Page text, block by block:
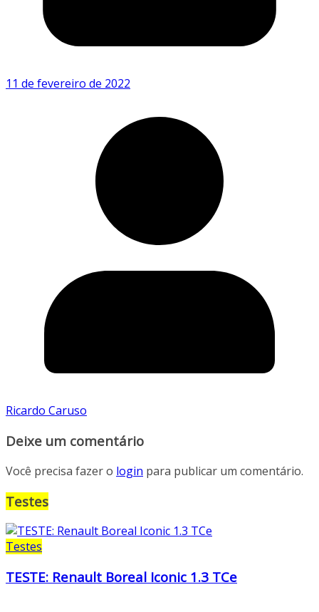
11 de fevereiro de 2022
Ricardo Caruso
Deixe um comentário
Você precisa fazer o login para publicar um comentário.
Testes
Testes
TESTE: Renault Boreal Iconic 1.3 TCe